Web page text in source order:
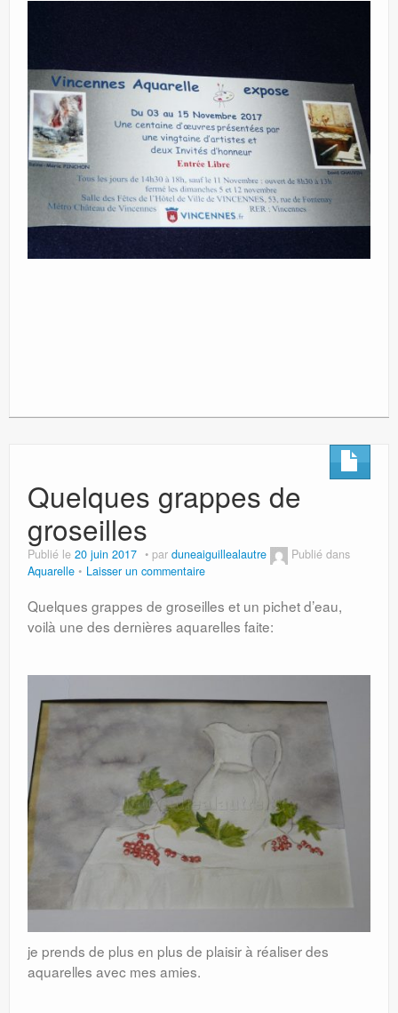
Quelques grappes de
groseilles
Publié le 20 juin 2017 par duneaiguillealautre
Publié dans
Aquarelle
Laisser un commentaire
Quelques grappes de groseilles et un pichet d’eau,
voilà une des dernières aquarelles faite:
je prends de plus en plus de plaisir à réaliser des
aquarelles avec mes amies.